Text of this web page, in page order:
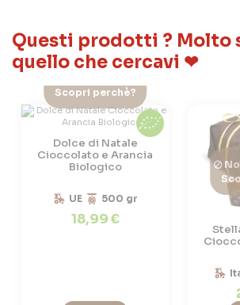
Questi prodotti ? Molto
quello che cercavi ❤
Scopri perchè?
Dolce di Natale
Cioccolato e Arancia
Biologico
UE 500 gr
18,99 €